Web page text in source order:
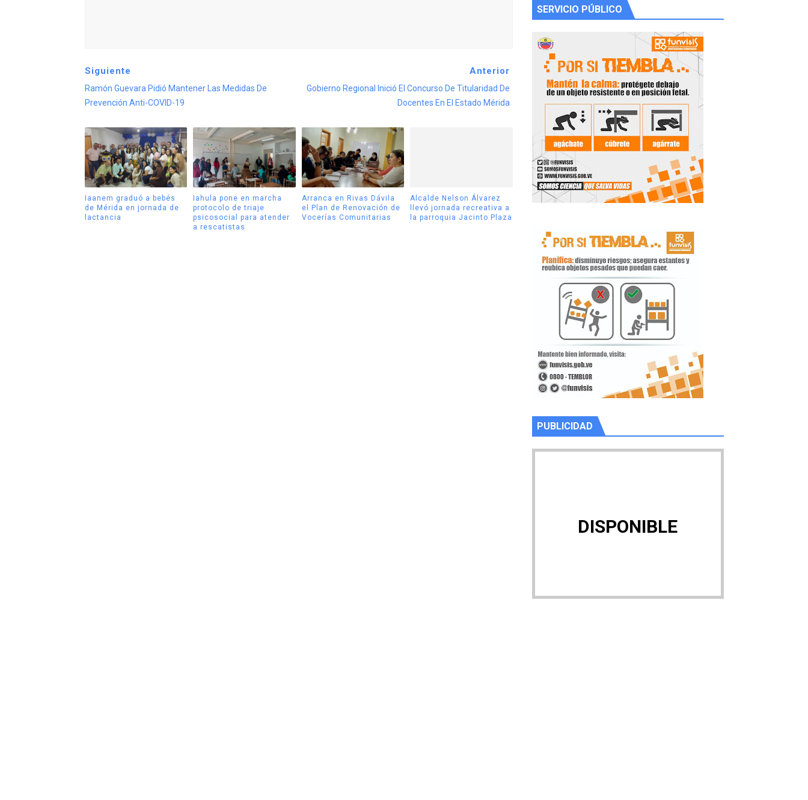
Siguiente
Ramón Guevara Pidió Mantener Las Medidas De
Prevención Anti-COVID-19
Anterior
Gobierno Regional Inició El Concurso De Titularidad De
Docentes En El Estado Mérida
Iaanem graduó a bebés
de Mérida en jornada de
lactancia
Iahula pone en marcha
protocolo de triaje
psicosocial para atender
a rescatistas
Arranca en Rivas Dávila
el Plan de Renovación de
Vocerías Comunitarias
Alcalde Nelson Álvarez
llevó jornada recreativa a
la parroquia Jacinto Plaza
SERVICIO PÚBLICO
PUBLICIDAD
DISPONIBLE